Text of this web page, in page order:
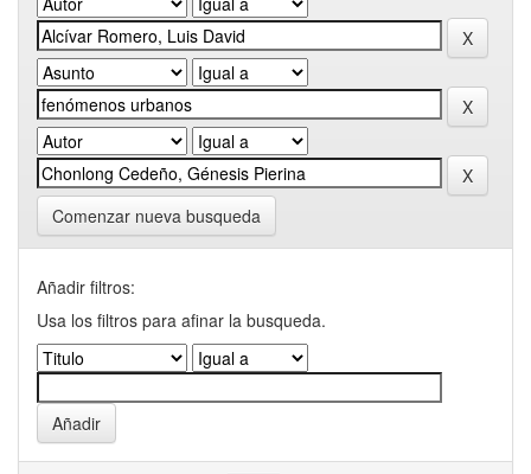
Comenzar nueva busqueda
Añadir filtros:
Usa los filtros para afinar la busqueda.